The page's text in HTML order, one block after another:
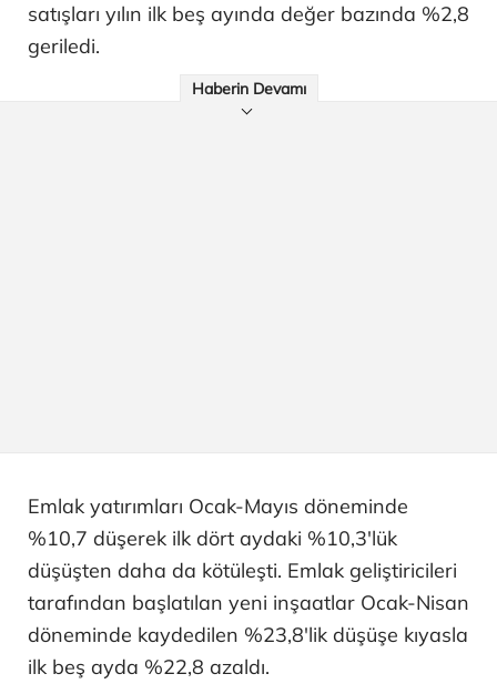
satışları yılın ilk beş ayında değer bazında %2,8
geriledi.
Haberin Devamı
Emlak yatırımları Ocak-Mayıs döneminde
%10,7 düşerek ilk dört aydaki %10,3'lük
düşüşten daha da kötüleşti. Emlak geliştiricileri
tarafından başlatılan yeni inşaatlar Ocak-Nisan
döneminde kaydedilen %23,8'lik düşüşe kıyasla
ilk beş ayda %22,8 azaldı.